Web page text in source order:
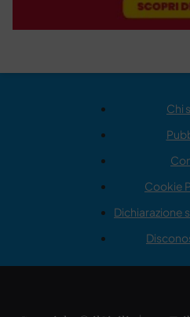
Chi
Cookie
Dichiarazione